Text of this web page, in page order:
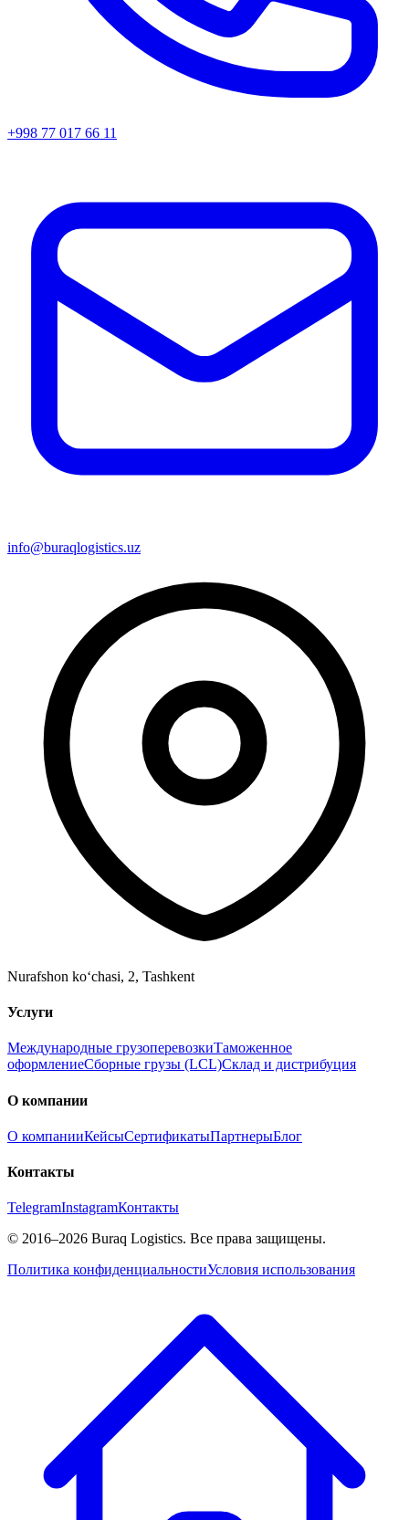
+998 77 017 66 11
info@buraqlogistics.uz
Nurafshon ko‘chasi, 2, Tashkent
Услуги
Международные грузоперевозкиТаможенное
оформлениеСборные грузы (LCL)Склад и дистрибуция
О компании
О компанииКейсыСертификатыПартнерыБлог
Контакты
TelegramInstagramКонтакты
© 2016–2026 Buraq Logistics. Все права защищены.
Политика конфиденциальностиУсловия использования